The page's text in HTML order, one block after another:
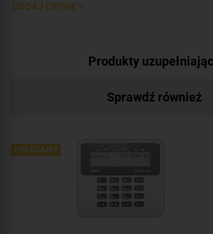
DODAJ OPINIĘ >
Produkty
Sprawdź również
POLECAMY